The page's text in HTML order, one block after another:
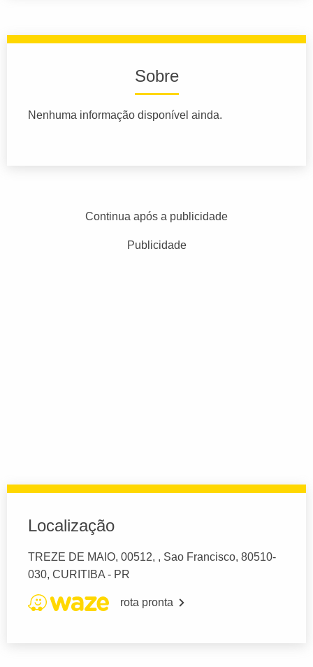
Sobre
Nenhuma informação disponível ainda.
Continua após a publicidade
Publicidade
Localização
TREZE DE MAIO, 00512, , Sao Francisco, 80510-
030, CURITIBA - PR
rota pronta